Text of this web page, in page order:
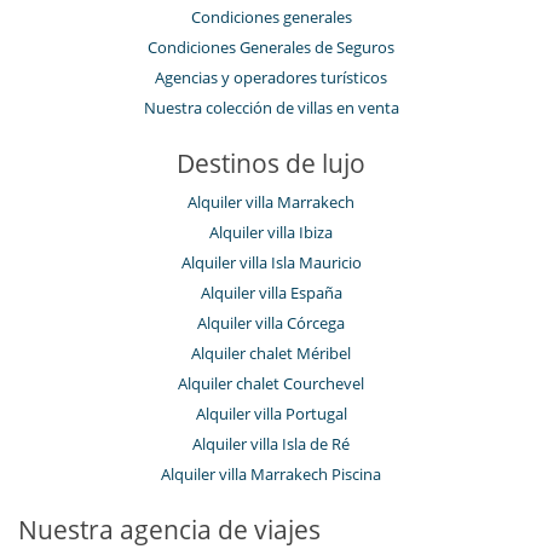
Condiciones generales
Condiciones Generales de Seguros
Agencias y operadores turísticos
Nuestra colección de villas en venta
Destinos de lujo
Alquiler villa Marrakech
Alquiler villa Ibiza
Alquiler villa Isla Mauricio
Alquiler villa España
Alquiler villa Córcega
Alquiler chalet Méribel
Alquiler chalet Courchevel
Alquiler villa Portugal
Alquiler villa Isla de Ré
Alquiler villa Marrakech Piscina
Nuestra agencia de viajes